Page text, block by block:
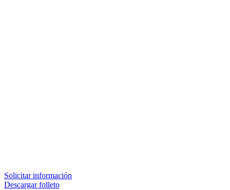
Solicitar información
Descargar folleto